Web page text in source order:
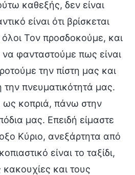
καθεξής, δεν είναι
είναι ότι βρίσκεται
όλοι Τον προσδοκούμε, και
να φανταστούμε πως είναι
την πίστη μας και
πνευματικότητά μας.
ως κοπριά, πάνω στην
μας. Επειδή είμαστε
Κύριο, ανεξάρτητα από
είναι το ταξίδι,
και τους